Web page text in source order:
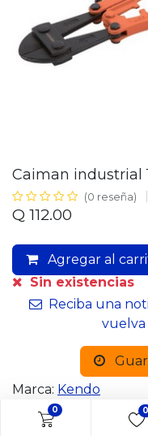
0 0
Caiman industrial
(0 reseña)
Q 112.00
Agregar al
Sin existencias
Reciba una
vuelva
Marca: Kendo